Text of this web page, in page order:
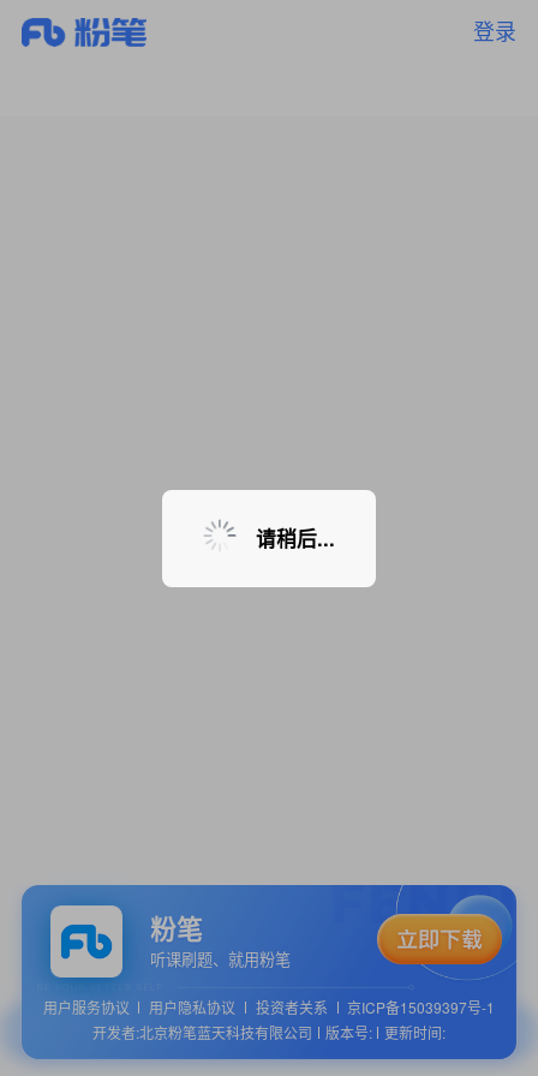
登录
暂无课程，敬请期待
粉笔
听课刷题、就用粉笔
用户服务协议 用户隐私协议 投资者关系
京ICP备15039397号-1
开发者:北京粉笔蓝天科技有限公司
版本号: 更新时间:
请稍后...